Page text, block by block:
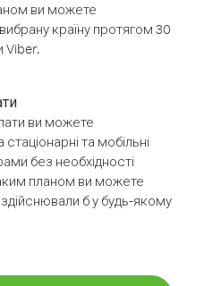
ви можете
країну протягом 30
Viber.
ви можете
та мобільні
без необхідності
планом ви можете
б у будь-якому